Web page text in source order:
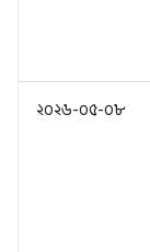
২০২৬-০৫-০৮